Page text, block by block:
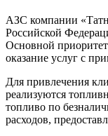
АЗС компании
Российской
Основной
оказание услуг с
Для привлечения
реализуются
топливо по
расходов,